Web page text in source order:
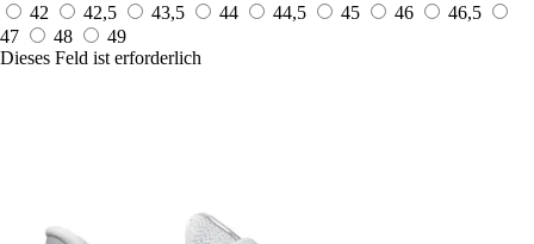
42
42,5 43,5 44 44,5 45 46
46,5
47
48
49
Dieses Feld ist erforderlich